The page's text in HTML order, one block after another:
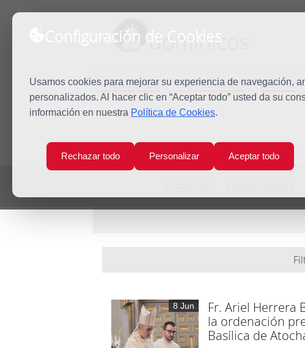
Configuración de Cookies
Usamos cookies para mejorar su experiencia de navegación,
personalizados. Al hacer clic en “Aceptar todo” usted da su
información en nuestra Política de Cookies.
Rechazar todo Personalizar Aceptar todo
dominicos
Predicación Espiritualidad Estudio
Inicio Noticias
8 Jun
Fr. Ariel Herrera
la ordenación
Basílica de